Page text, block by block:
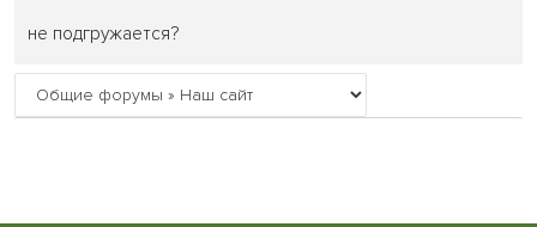
не подгружается?